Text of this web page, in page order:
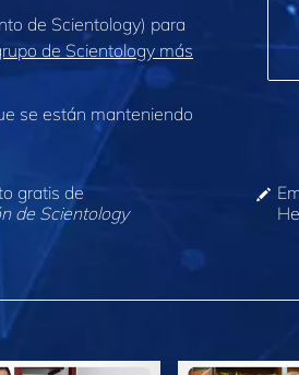
de Scientology) para
de Scientology más
se están manteniendo
gratis de
de Scientology